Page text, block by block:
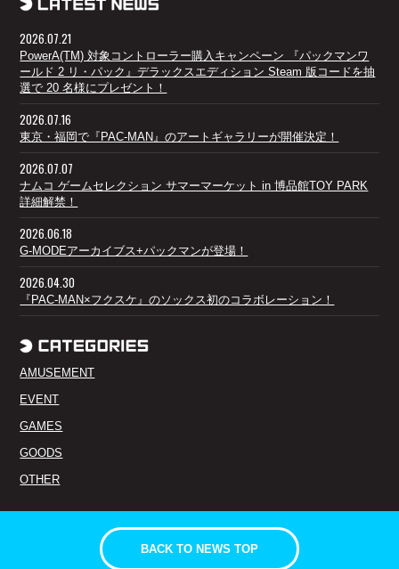
2026.07.21
PowerA(TM) 対象コントローラー購入キャンペーン 『パックマンワ
ールド 2 リ・パック』デラックスエディション Steam 版コードを抽
選で 20 名様にプレゼント！
2026.07.16
東京・福岡で『PAC-MAN』のアートギャラリーが開催決定！
2026.07.07
ナムコ ゲームセレクション サマーマーケット in 博品館TOY PARK
詳細解禁！
2026.06.18
G-MODEアーカイブス+パックマンが登場！
2026.04.30
『PAC-MAN×フクスケ』のソックス初のコラボレーション！
AMUSEMENT
EVENT
GAMES
GOODS
OTHER
BACK TO NEWS TOP